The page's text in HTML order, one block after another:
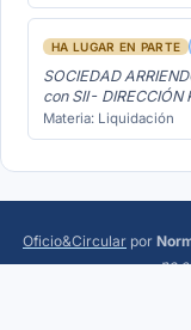
HA LUGAR EN PARTE
SOCIEDAD
con SII- DIRECCIÓN
Materia: Liquidación
Oficio&Circular por
no